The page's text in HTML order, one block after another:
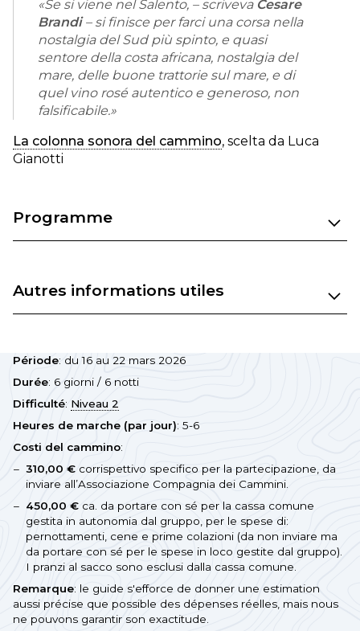
«Se si viene nel Salento, – scriveva Cesare
Brandi– si finisce per farci una corsa nella
nostalgia del Sud più spinto, e quasi
sentore della costa africana, nostalgia del
mare, delle buone trattorie sul mare, e di
quel vino rosé autentico e generoso, non
falsificabile.»
La colonna sonora del cammino, scelta da Luca
Gianotti
Programme
Autres informations utiles
Période: du 16 au 22 mars 2026
Durée: 6 giorni / 6 notti
Difficulté: Niveau 2
Heures de marche (par jour): 5-6
Costi del cammino:
310,00 € corrispettivo specifico per la partecipazione, da
inviare all’Associazione Compagnia dei Cammini.
450,00 € ca. da portare con sé per la cassa comune
gestita in autonomia dal gruppo, per le spese di:
pernottamenti, cene e prime colazioni (da non inviare ma
da portare con sé per le spese in loco gestite dal gruppo).
I pranzi al sacco sono esclusi dalla cassa comune.
Remarque: le guide s'efforce de donner une estimation
aussi précise que possible des dépenses réelles, mais nous
ne pouvons garantir son exactitude.